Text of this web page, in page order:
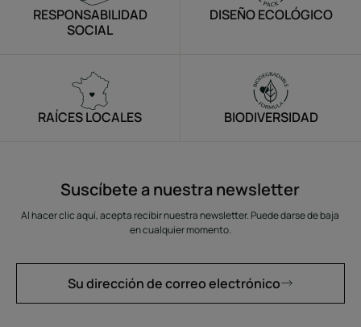
RESPONSABILIDAD
SOCIAL
DISEÑO ECOLÓGICO
RAÍCES LOCALES BIODIVERSIDAD
Suscíbete a nuestra newsletter
Al hacer clic aquí, acepta recibir nuestra newsletter. Puede darse de baja
en cualquier momento.
Su dirección de correo electrónico